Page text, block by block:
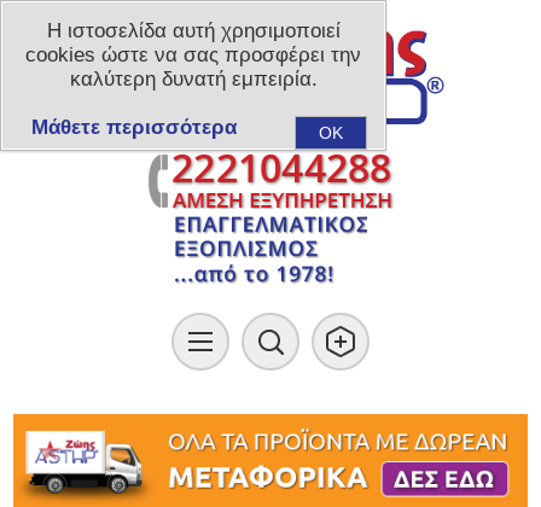
Η ιστοσελίδα αυτή χρησιμοποιεί
cookies ώστε να σας προσφέρει την
καλύτερη δυνατή εμπειρία.
OK
Μάθετε περισσότερα